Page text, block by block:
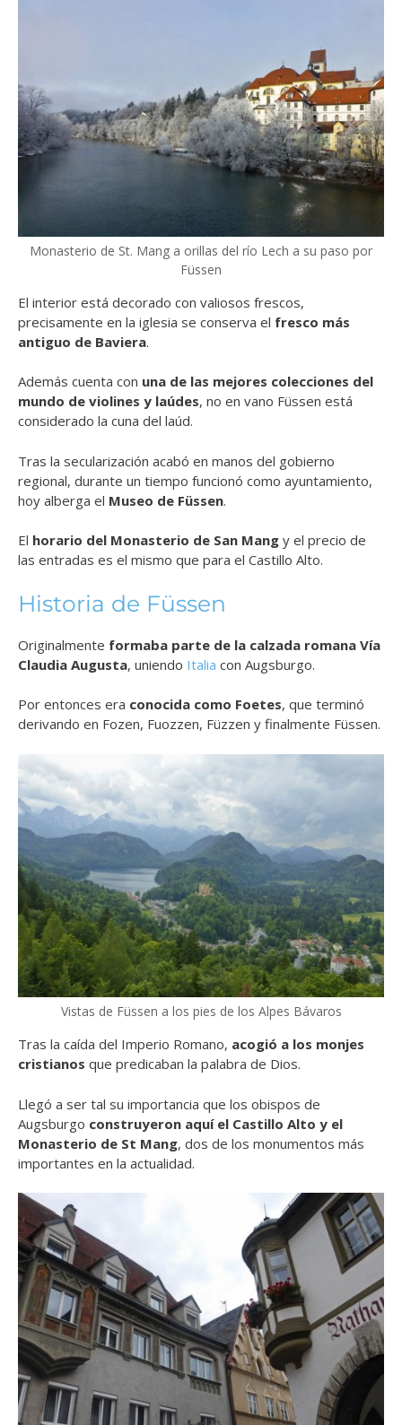
Monasterio de St. Mang a orillas del río Lech a su paso por
Füssen
El interior está decorado con valiosos frescos,
precisamente en la iglesia se conserva el fresco más
antiguo de Baviera.
Además cuenta con una de las mejores colecciones del
mundo de violines y laúdes, no en vano Füssen está
considerado la cuna del laúd.
Tras la secularización acabó en manos del gobierno
regional, durante un tiempo funcionó como ayuntamiento,
hoy alberga el Museo de Füssen.
El horario del Monasterio de San Mang y el precio de
las entradas es el mismo que para el Castillo Alto.
Historia de Füssen
Originalmente formaba parte de la calzada romana Vía
Claudia Augusta, uniendo Italia con Augsburgo.
Por entonces era conocida como Foetes, que terminó
derivando en Fozen, Fuozzen, Füzzen y finalmente Füssen.
Vistas de Füssen a los pies de los Alpes Bávaros
Tras la caída del Imperio Romano, acogió a los monjes
cristianos que predicaban la palabra de Dios.
Llegó a ser tal su importancia que los obispos de
Augsburgo construyeron aquí el Castillo Alto y el
Monasterio de St Mang, dos de los monumentos más
importantes en la actualidad.